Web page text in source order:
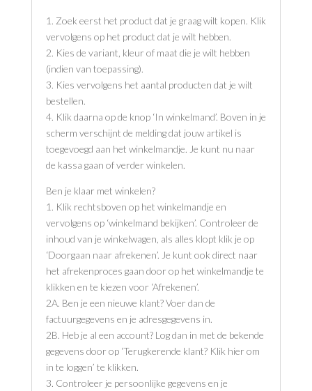
1. Zoek eerst het product dat je graag wilt kopen. Klik
vervolgens op het product dat je wilt hebben.
2. Kies de variant, kleur of maat die je wilt hebben
(indien van toepassing).
3. Kies vervolgens het aantal producten dat je wilt
bestellen.
4. Klik daarna op de knop ‘In winkelmand’. Boven in je
scherm verschijnt de melding dat jouw artikel is
toegevoegd aan het winkelmandje. Je kunt nu naar
de kassa gaan of verder winkelen.
Ben je klaar met winkelen?
1. Klik rechtsboven op het winkelmandje en
vervolgens op ‘winkelmand bekijken’. Controleer de
inhoud van je winkelwagen, als alles klopt klik je op
‘Doorgaan naar afrekenen’. Je kunt ook direct naar
het afrekenproces gaan door op het winkelmandje te
klikken en te kiezen voor ‘Afrekenen’.
2A. Ben je een nieuwe klant? Voer dan de
factuurgegevens en je adresgegevens in.
2B. Heb je al een account? Log dan in met de bekende
gegevens door op ‘Terugkerende klant? Klik hier om
in te loggen’ te klikken.
3. Controleer je persoonlijke gegevens en je